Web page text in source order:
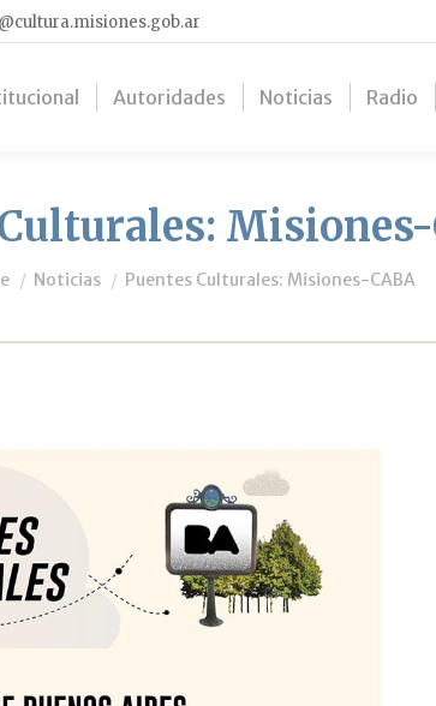
Autoridades Noticias Radio
here:
Noticias Puentes Culturales: Misiones-CABA